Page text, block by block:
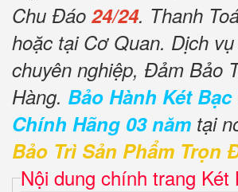
Chu Đáo 24/24. Thanh
hoặc tại Cơ Quan. Dịch
chuyên nghiệp, Đảm Bảo
Hàng. Bảo Hành Két Bạc
Chính Hãng 03 năm tại
Bảo Trì Sản Phẩm Trọn
Nội dung chính trang Két